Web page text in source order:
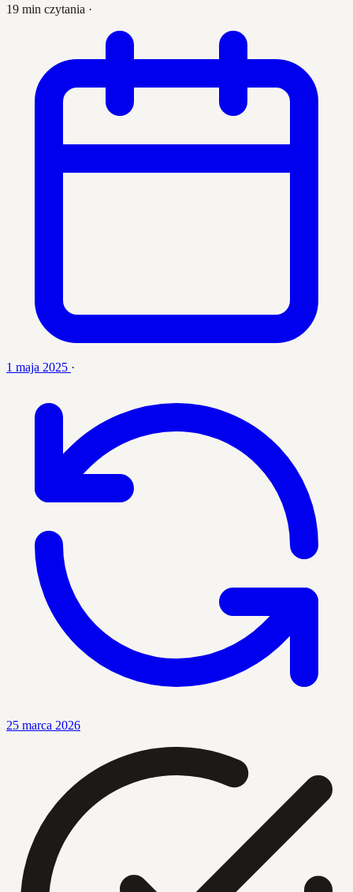
19 min czytania ·
1 maja 2025 ·
25 marca 2026